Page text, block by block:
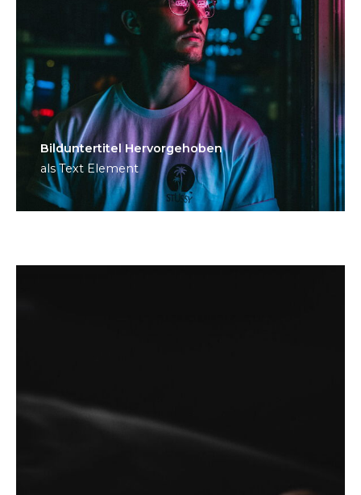
Bild­unter­titel Hervorgehoben
als Text Element